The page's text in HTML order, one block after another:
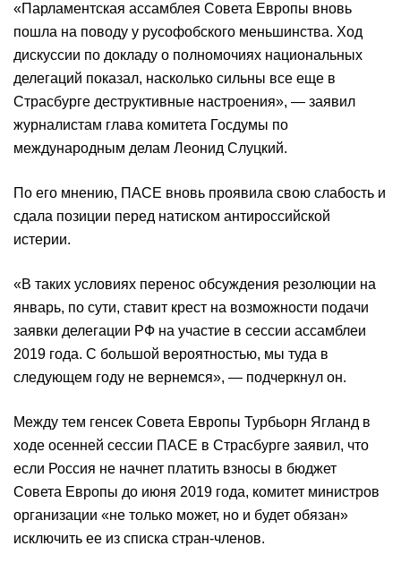
«Парламентская ассамблея Совета Европы вновь
пошла на поводу у русофобского меньшинства. Ход
дискуссии по докладу о полномочиях национальных
делегаций показал, насколько сильны все еще в
Страсбурге деструктивные настроения», — заявил
журналистам глава комитета Госдумы по
международным делам Леонид Слуцкий.
По его мнению, ПАСЕ вновь проявила свою слабость и
сдала позиции перед натиском антироссийской
истерии.
«В таких условиях перенос обсуждения резолюции на
январь, по сути, ставит крест на возможности подачи
заявки делегации РФ на участие в сессии ассамблеи
2019 года. С большой вероятностью, мы туда в
следующем году не вернемся», — подчеркнул он.
Между тем генсек Совета Европы Турбьорн Ягланд в
ходе осенней сессии ПАСЕ в Страсбурге заявил, что
если Россия не начнет платить взносы в бюджет
Совета Европы до июня 2019 года, комитет министров
организации «не только может, но и будет обязан»
исключить ее из списка стран-членов.